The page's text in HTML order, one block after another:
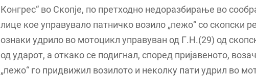
Конгрес“ во Скопје, по претходно недоразбирање во
лице кое управувало патничко возило „пежо“ со скопски
ознаки удрило во мотоцикл управуван од Г.Н.(29) од
од ударот, а откако се подигнал, според пријавеното,
„пежо“ го придвижил возилото и неколку пати удрил во